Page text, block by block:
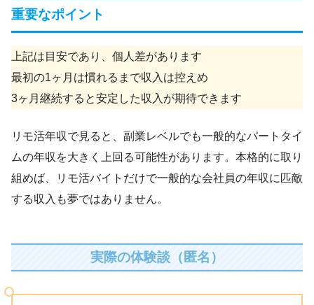
重要なポイント
上記は目安であり、個人差があります
最初の1ヶ月は慣れるまで収入は控えめ
3ヶ月継続すると安定した収入が期待できます
リモ活年収で見ると、副業レベルでも一般的なパートタイ
ムの年収を大きく上回る可能性があります。本格的に取り
組めば、リモ活バイトだけで一般的な会社員の年収に匹敵
する収入も夢ではありません。
実際の体験談（匿名）